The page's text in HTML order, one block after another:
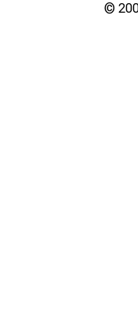
©